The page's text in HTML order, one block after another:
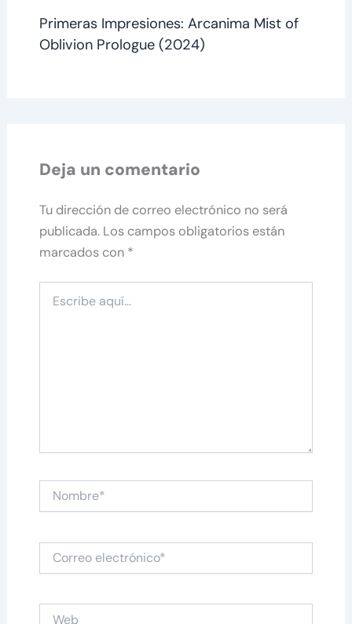
Primeras Impresiones: Arcanima Mist of
Oblivion Prologue (2024)
Deja un comentario
Tu dirección de correo electrónico no será
publicada. Los campos obligatorios están
marcados con *
aquí...
Nombre*
electrónico*